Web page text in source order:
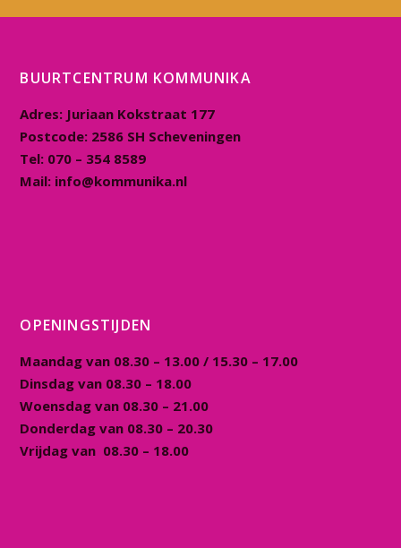
BUURTCENTRUM KOMMUNIKA
Adres: Juriaan Kokstraat 177
Postcode: 2586 SH Scheveningen
Tel: 070 – 354 8589
Mail: info@kommunika.nl
OPENINGSTIJDEN
Maandag van 08.30 – 13.00 / 15.30 – 17.00
Dinsdag van 08.30 – 18.00
Woensdag van 08.30 – 21.00
Donderdag van 08.30 – 20.30
Vrijdag van 08.30 – 18.00